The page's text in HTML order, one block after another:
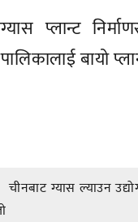
प्लान्ट
बायो
चीनबाट ग्यास ल्याउन